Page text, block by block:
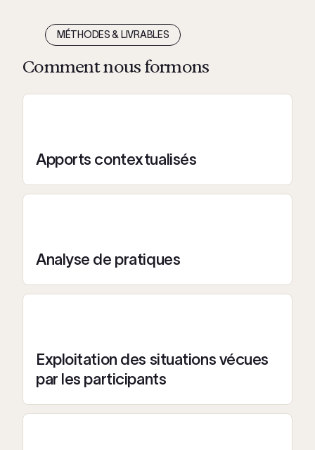
MÉTHODES & LIVRABLES
Comment nous formons
Apports contextualisés
Analyse de pratiques
Exploitation des situations vécues
par les participants